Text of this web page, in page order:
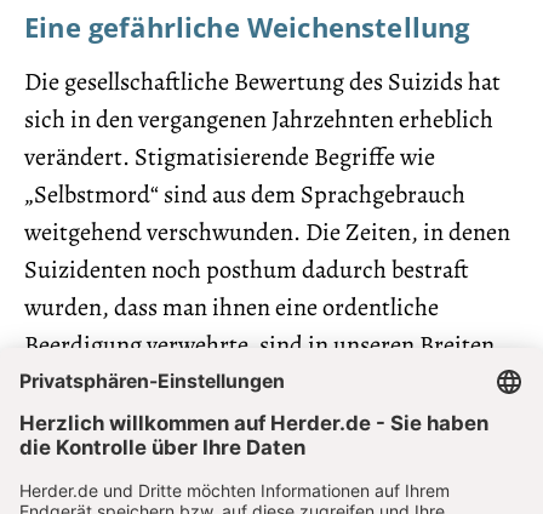
Eine gefährliche Weichenstellung
Die gesellschaftliche Bewertung des Suizids hat
sich in den vergangenen Jahrzehnten erheblich
verändert. Stigmatisierende Begriffe wie
„Selbstmord“ sind aus dem Sprachgebrauch
weitgehend verschwunden. Die Zeiten, in denen
Suizidenten noch posthum dadurch bestraft
wurden, dass man ihnen eine ordentliche
Beerdigung verwehrte, sind in unseren Breiten
vorbei. Dies ist zweifellos positiv zu bewerten;
man darf darin einen Fortschritt in
gesellschaftlicher Aufklärung und einen Zuwachs
an Humanität sehen. Hinzu kommt die